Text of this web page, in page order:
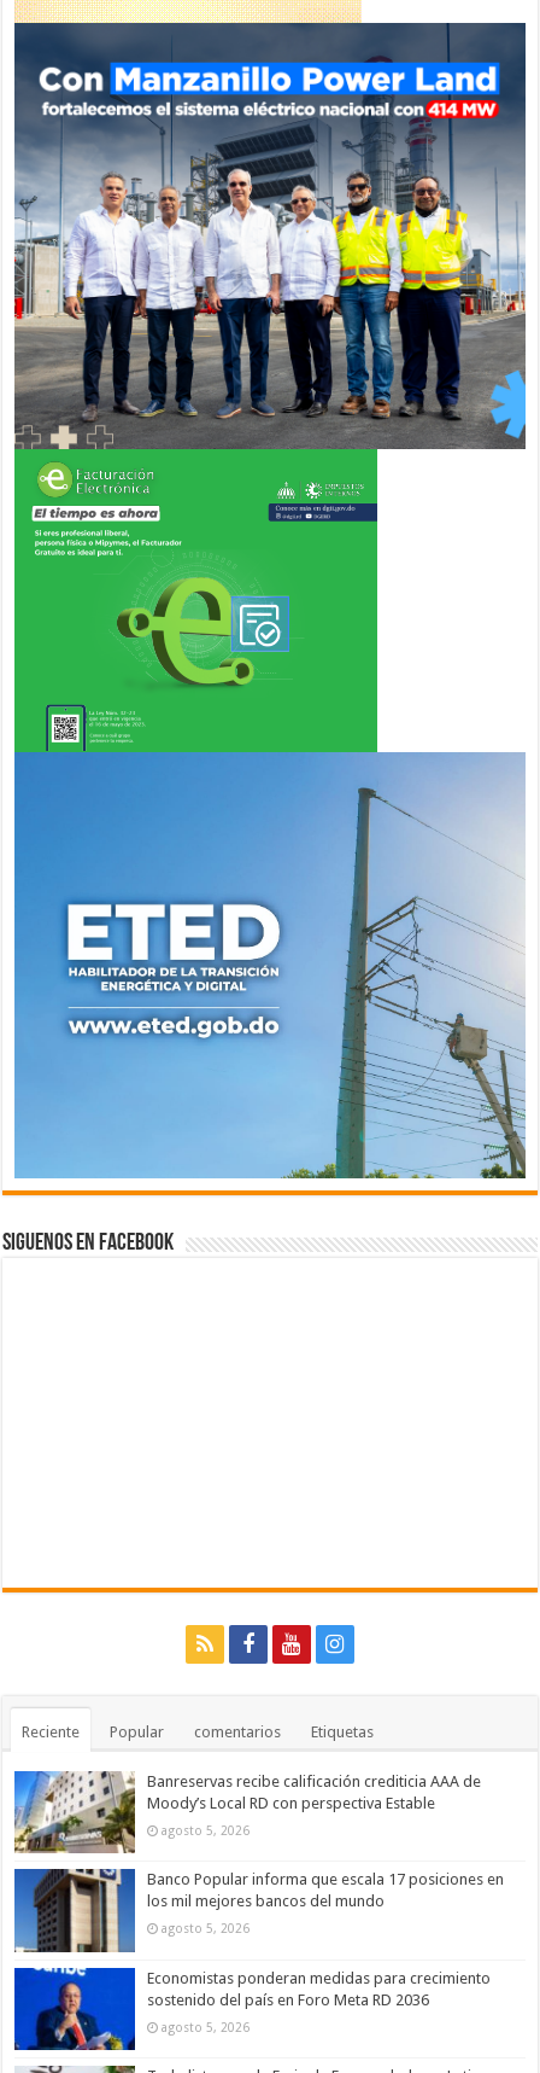
Siguenos en Facebook
Reciente Popular comentarios Etiquetas
Banreservas recibe calificación crediticia AAA de
Moody’s Local RD con perspectiva Estable
agosto 5, 2026
Banco Popular informa que escala 17 posiciones en
los mil mejores bancos del mundo
agosto 5, 2026
Economistas ponderan medidas para crecimiento
sostenido del país en Foro Meta RD 2036
agosto 5, 2026